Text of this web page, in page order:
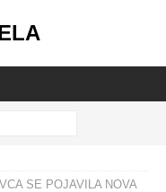
SE POJAVILA NOVA